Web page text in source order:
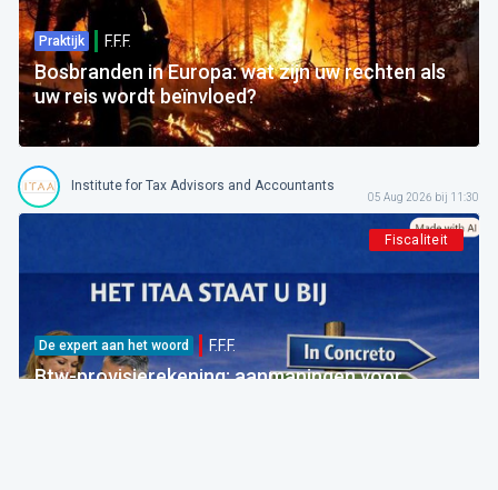
Praktijk F.F.F.
Bosbranden in Europa: wat zijn uw rechten als
uw reis wordt beïnvloed?
Institute for Tax Advisors and Accountants
05 Aug 2026 bij 11:30
Fiscaliteit
De expert aan het woord F.F.F.
Btw-provisierekening: aanmaningen voor